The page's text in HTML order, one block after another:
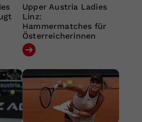
Upper Austria Ladies
Linz:
Hammermatches für
Österreicherinnen